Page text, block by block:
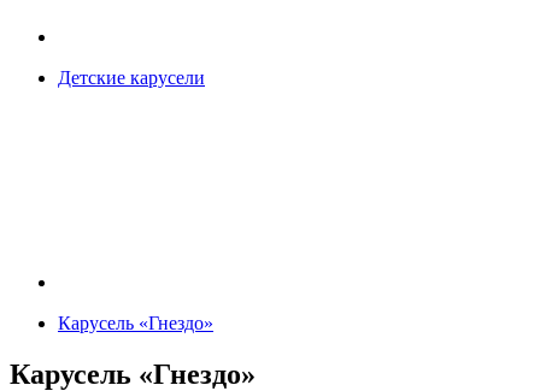
Детские карусели
Карусель «Гнездо»
Карусель «Гнездо»